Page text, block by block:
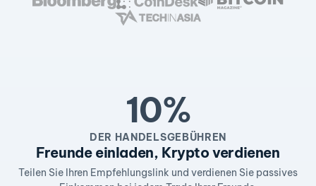
10%
DER HANDELSGEBÜHREN
Freunde einladen, Krypto verdienen
Teilen Sie Ihren Empfehlungslink und verdienen Sie passives